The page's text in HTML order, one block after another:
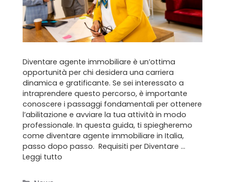
Diventare agente immobiliare è un’ottima
opportunità per chi desidera una carriera
dinamica e gratificante. Se sei interessato a
intraprendere questo percorso, è importante
conoscere i passaggi fondamentali per ottenere
l’abilitazione e avviare la tua attività in modo
professionale. In questa guida, ti spiegheremo
come diventare agente immobiliare in Italia,
passo dopo passo. Requisiti per Diventare …
Leggi tutto